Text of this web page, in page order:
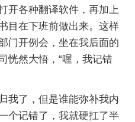
各种翻译软件，再加上
目在下班前做出来。这样
门开例会，坐在我后面的
恍然大悟，“喔，我记错
了，但是谁能弥补我内
记错了，我就硬扛了半